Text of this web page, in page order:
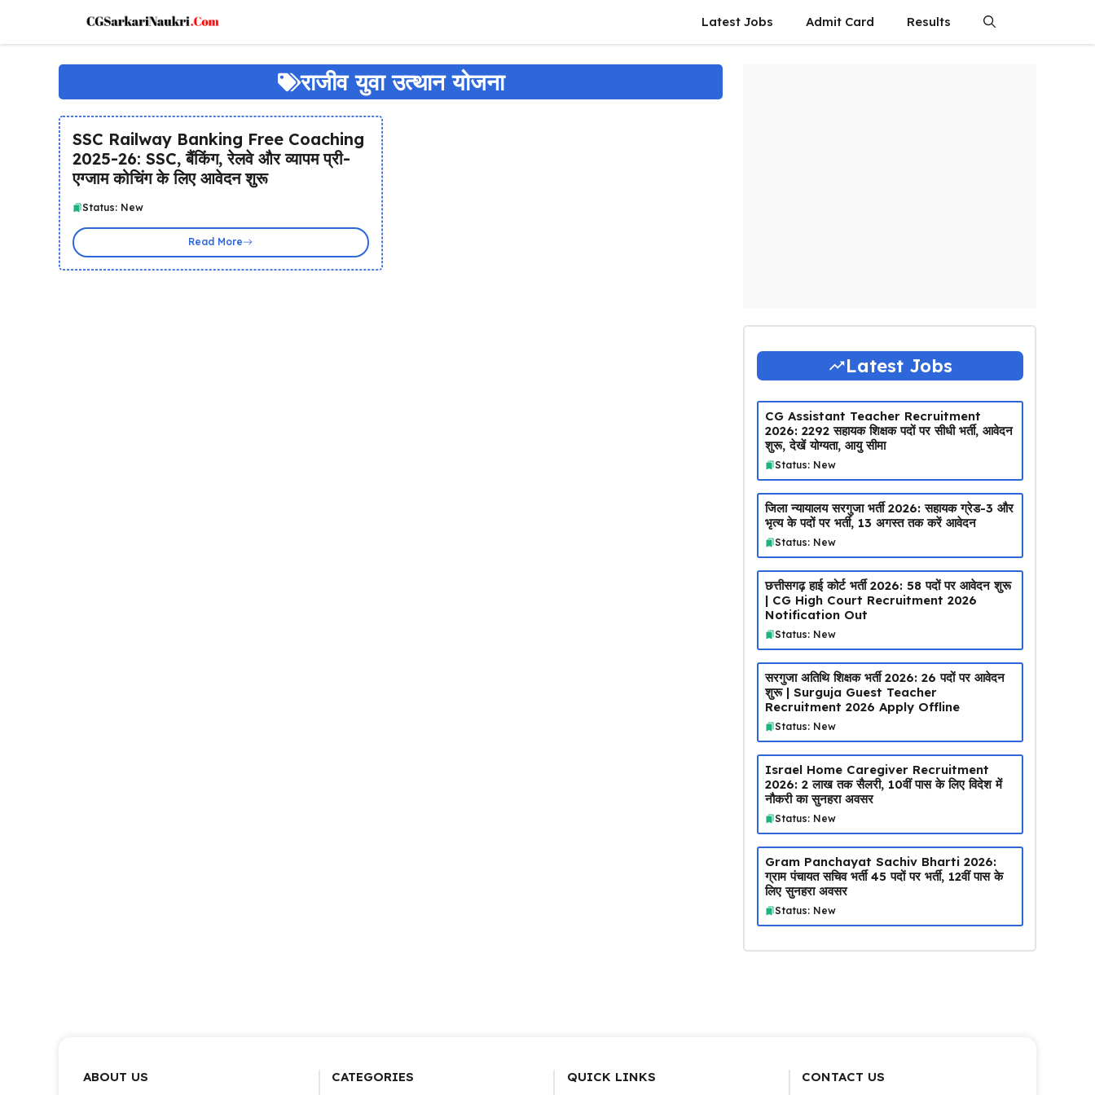
content
Latest Jobs Admit Card Results
राजीव युवा उत्थान योजना
SSC Railway Banking Free Coaching
2025-26: SSC, बैंकिंग, रेलवे और व्यापम प्री-
एग्जाम कोचिंग के लिए आवेदन शुरू
Status: New
Read More
Latest Jobs
CG Assistant Teacher Recruitment
2026: 2292 सहायक शिक्षक पदों पर सीधी भर्ती, आवेदन
शुरू, देखें योग्यता, आयु सीमा
Status: New
जिला न्यायालय सरगुजा भर्ती 2026: सहायक ग्रेड-3 और
भृत्य के पदों पर भर्ती, 13 अगस्त तक करें आवेदन
Status: New
छत्तीसगढ़ हाई कोर्ट भर्ती 2026: 58 पदों पर आवेदन शुरू
| CG High Court Recruitment 2026
Notification Out
Status: New
सरगुजा अतिथि शिक्षक भर्ती 2026: 26 पदों पर आवेदन
शुरू | Surguja Guest Teacher
Recruitment 2026 Apply Offline
Status: New
Israel Home Caregiver Recruitment
2026: ₹2 लाख तक सैलरी, 10वीं पास के लिए विदेश में
नौकरी का सुनहरा अवसर
Status: New
Gram Panchayat Sachiv Bharti 2026:
ग्राम पंचायत सचिव भर्ती 45 पदों पर भर्ती, 12वीं पास के
लिए सुनहरा अवसर
Status: New
ABOUT US CATEGORIES QUICK LINKS CONTACT US